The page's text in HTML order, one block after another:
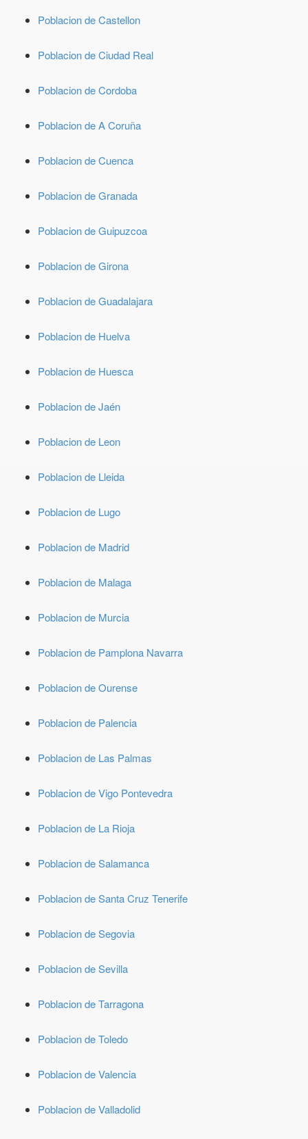
Poblacion de Castellon
Poblacion de Ciudad Real
Poblacion de Cordoba
Poblacion de A Coruña
Poblacion de Cuenca
Poblacion de Granada
Poblacion de Guipuzcoa
Poblacion de Girona
Poblacion de Guadalajara
Poblacion de Huelva
Poblacion de Huesca
Poblacion de Jaén
Poblacion de Leon
Poblacion de Lleida
Poblacion de Lugo
Poblacion de Madrid
Poblacion de Malaga
Poblacion de Murcia
Poblacion de Pamplona Navarra
Poblacion de Ourense
Poblacion de Palencia
Poblacion de Las Palmas
Poblacion de Vigo Pontevedra
Poblacion de La Rioja
Poblacion de Salamanca
Poblacion de Santa Cruz Tenerife
Poblacion de Segovia
Poblacion de Sevilla
Poblacion de Tarragona
Poblacion de Toledo
Poblacion de Valencia
Poblacion de Valladolid